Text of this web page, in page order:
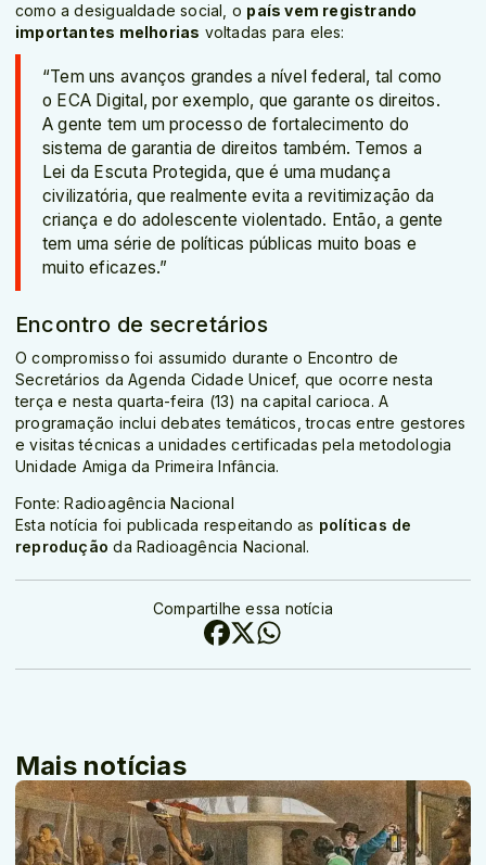
como a desigualdade social, o país vem registrando
importantes melhorias voltadas para eles:
“Tem uns avanços grandes a nível federal, tal como
o ECA Digital, por exemplo, que garante os direitos.
A gente tem um processo de fortalecimento do
sistema de garantia de direitos também. Temos a
Lei da Escuta Protegida, que é uma mudança
civilizatória, que realmente evita a revitimização da
criança e do adolescente violentado. Então, a gente
tem uma série de políticas públicas muito boas e
muito eficazes.”
Encontro de secretários
O compromisso foi assumido durante o Encontro de
Secretários da Agenda Cidade Unicef, que ocorre nesta
terça e nesta quarta-feira (13) na capital carioca. A
programação inclui debates temáticos, trocas entre gestores
e visitas técnicas a unidades certificadas pela metodologia
Unidade Amiga da Primeira Infância.
Fonte: Radioagência Nacional
Esta notícia foi publicada respeitando as políticas de
reprodução da Radioagência Nacional.
Compartilhe essa notícia
Mais notícias